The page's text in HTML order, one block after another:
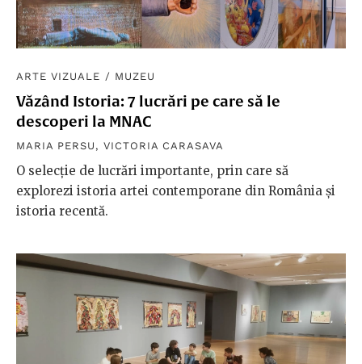
ARTE VIZUALE / MUZEU
Văzând Istoria: 7 lucrări pe care să le
descoperi la MNAC
MARIA PERSU , VICTORIA CARASAVA
O selecție de lucrări importante, prin care să
explorezi istoria artei contemporane din România și
istoria recentă.